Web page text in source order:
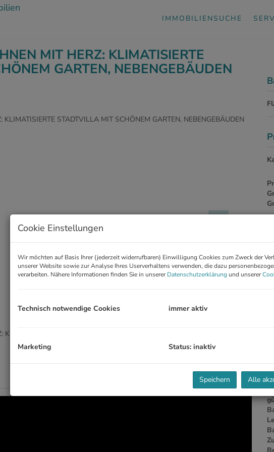
IMMOBILIENSUCHE
MIT HERZ: KLIMATISIERTE
GARTEN, NEBENGEBÄUDEN
Cookie Einstellungen
Wir möchten auf Basis Ihrer (jederzeit widerrufbaren) Einwilligung Cookies zum Zweck der
unserer Website sowie zur Analyse Ihres Userverhaltens verwenden, die dazu
verarbeiten. Nähere Informationen finden Sie in unsererDatenschutzerklärungund unserer
Technisch notwendige Cookies immer aktiv
Marketing Status: inaktiv
Speichern Alle